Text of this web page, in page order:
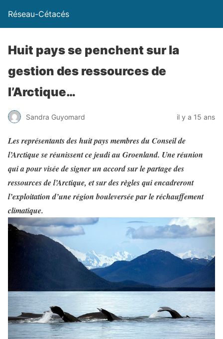
Réseau-Cétacés
Huit pays se penchent sur la
gestion des ressources de
l’Arctique…
Sandra Guyomard il y a 15 ans
Les représentants des huit pays membres du Conseil de
l’Arctique se réunissent ce jeudi au Groenland. Une réunion
qui a pour visée de signer un accord sur le partage des
ressources de l’Arctique, et sur des règles qui encadreront
l’exploitation d’une région bouleversée par le réchauffement
climatique.